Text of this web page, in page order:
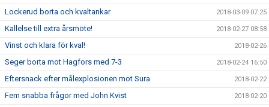
Lockerud borta och kvaltankar 2018-03-09 07:25
Kallelse till extra årsmöte! 2018-02-27 08:58
Vinst och klara för kval! 2018-02-26
Seger borta mot Hagfors med 7-3 2018-02-24 16:50
Eftersnack efter målexplosionen mot Sura 2018-02-22
Fem snabba frågor med John Kvist 2018-02-20